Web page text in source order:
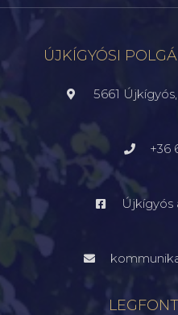
ÚJKÍGYÓSI
5661
+36